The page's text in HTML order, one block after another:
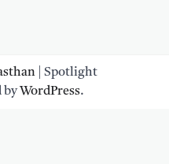
| Spotlight
byWordPress.